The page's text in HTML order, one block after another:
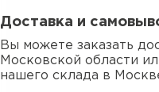
Доставка и
Вы можете заказать
Московской области
нашего склада в